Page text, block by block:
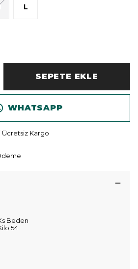
L
SEPETE EKLE
WHATSAPP
Ücretsiz Kargo
Beden